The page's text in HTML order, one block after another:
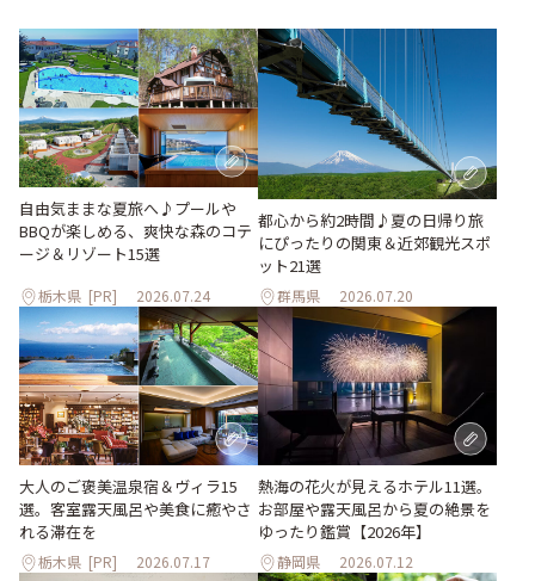
自由気ままな夏旅へ♪プールや
BBQが楽しめる、爽快な森のコテ
ージ＆リゾート15選
栃木県 [PR] 2026.07.24
都心から約2時間♪夏の日帰り旅
にぴったりの関東＆近郊観光スポ
ット21選
群馬県 2026.07.20
大人のご褒美温泉宿＆ヴィラ15
選。客室露天風呂や美食に癒やさ
れる滞在を
栃木県 [PR] 2026.07.17
熱海の花火が見えるホテル11選。
お部屋や露天風呂から夏の絶景を
ゆったり鑑賞【2026年】
静岡県 2026.07.12